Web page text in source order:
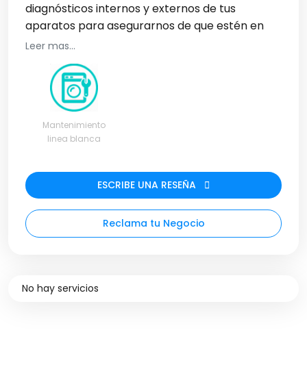
diagnósticos internos y externos de tus
aparatos para asegurarnos de que estén en
óptimas condiciones. Contáctanos para
programar un servicio a domicilio o en nuestra
tienda ubicada en Barranquilla. ¡No dejes que un
problema se agrave, confía en nosotros para
mantener tus electrodomésticos!
Leer mas...
Mantenimiento
linea blanca
ESCRIBE UNA RESEÑA
Reclama tu Negocio
No hay servicios